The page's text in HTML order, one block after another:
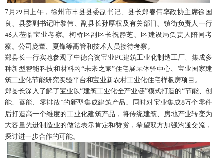
7 月29 日上午，徐州市丰县县委副书记、县长郑春伟率政协主席徐国
良、县委副书记叶黎伟、副县长孙厚权及有关部门、镇街负责人一行
46 人莅临宝业考察。柯桥区副区长祝静芝、区建设局负责人陪同考
察。公司庞董、夏锋等高管和技术人员接待考察。
郑县长一行实地参观了中德合资宝业PC建筑工业化制造工厂、集成多
种新型智能科技和材料的“未来之家”住宅展示体验中心、宝业国家建
筑工业化节能研究实验平台和宝业新农村工业化住宅样板房项目。
郑县长深入了解了宝业以“建筑工业化全产业链”模式打造的“节能、创
能、蓄能、零排放”的新型集成建筑产品。同时对宝业集成8万个零件
后打造高一个维度的工业化建筑产品，将传统建筑、房地产业转变为
大容量先进制造业的做法表示肯定和赞赏，希望双方加强沟通交流，
探讨进一步合作的可能。